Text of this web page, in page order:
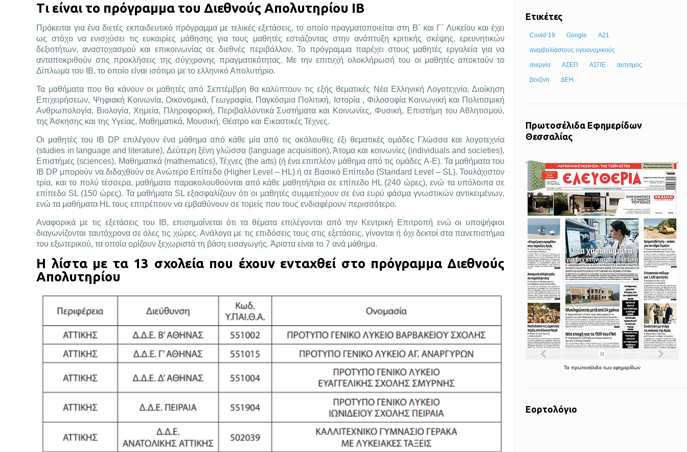
Τι είναι το πρόγραμμα του Διεθνούς Απολυτηρίου IB
Πρόκειται για ένα διετές εκπαιδευτικό πρόγραμμα με τελικές εξετάσεις, το οποίο πραγματοποιείται στη Β΄ και Γ΄ Λυκείου και έχει
ως στόχο να ενισχύσει τις ευκαιρίες μάθησης για τους μαθητές εστιάζοντας στην ανάπτυξη κριτικής σκέψης, ερευνητικών
δεξιοτήτων, αναστοχασμού και επικοινωνίας σε διεθνές περιβάλλον. Το πρόγραμμα παρέχει στους μαθητές εργαλεία για να
ανταποκριθούν στις προκλήσεις της σύγχρονης πραγματικότητας. Με την επιτυχή ολοκλήρωσή του οι μαθητές αποκτούν το
Δίπλωμα του ΙΒ, το οποίο είναι ισότιμο με το ελληνικό Απολυτήριο.
Τα μαθήματα που θα κάνουν οι μαθητές από Σεπτέμβρη θα καλύπτουν τις εξής θεματικές Νέα Ελληνική Λογοτεχνία, Διοίκηση
Επιχειρήσεων, Ψηφιακή Κοινωνία, Οικονομικά, Γεωγραφία, Παγκόσμια Πολιτική, Ιστορία , Φιλοσοφία Κοινωνική και Πολιτισμική
Ανθρωπολογία, Βιολογία, Χημεία, Πληροφορική, Περιβαλλοντικά Συστήματα και Κοινωνίες, Φυσική, Επιστήμη του Αθλητισμού,
της Άσκησης και της Υγείας, Μαθηματικά, Μουσική, Θέατρο και Εικαστικές Τέχνες.
Οι μαθητές του IB DP επιλέγουν ένα μάθημα από κάθε μία από τις ακόλουθες έξι θεματικές ομάδες Γλώσσα και λογοτεχνία
(studies in language and literature), Δεύτερη ξένη γλώσσα (language acquisition), Άτομα και κοινωνίες (individuals and societies),
Επιστήμες (sciences), Μαθηματικά (mathematics), Τέχνες (the arts) (ή ένα επιπλέον μάθημα από τις ομάδες A-E). Τα μαθήματα του
ΙΒ DP μπορούν να διδαχθούν σε Ανώτερο Επίπεδο (Higher Level – HL) ή σε Βασικό Επίπεδο (Standard Level – SL). Τουλάχιστον
τρία, και το πολύ τέσσερα, μαθήματα παρακολουθούνται από κάθε μαθητή/τρια σε επίπεδο HL (240 ώρες), ενώ τα υπόλοιπα σε
επίπεδο SL (150 ώρες). Τα μαθήματα SL εξασφαλίζουν ότι οι μαθητές συμμετέχουν σε ένα ευρύ φάσμα γνωστικών αντικειμένων,
ενώ τα μαθήματα HL τους επιτρέπουν να εμβαθύνουν σε τομείς που τους ενδιαφέρουν περισσότερο.
Αναφορικά με τις εξετάσεις του ΙΒ, επισημαίνεται ότι τα θέματα επιλέγονται από την Κεντρική Επιτροπή ενώ οι υποψήφιοι
διαγωνίζονται ταυτόχρονα σε όλες τις χώρες. Ανάλογα με τις επιδόσεις τους στις εξετάσεις, γίνονται ή όχι δεκτοί στα πανεπιστήμια
του εξωτερικού, τα οποία ορίζουν ξεχωριστά τη βάση εισαγωγής. Άριστα είναι το 7 ανά μάθημα.
Η λίστα με τα 13 σχολεία που έχουν ενταχθεί στο πρόγραμμα Διεθνούς
Απολυτηρίου
Ετικέτες
Covid-19 Google Α21
ανεμβολίαστους υγειονομικούς
ανεργία ΑΣΕΠ ΑΣΠΕ αυτισμός
βενζίνη ΔΕΗ
Πρωτοσέλιδα Εφημερίδων
Θεσσαλίας
Τα πρωτοσέλιδα των εφημερίδων
Εορτολόγιο